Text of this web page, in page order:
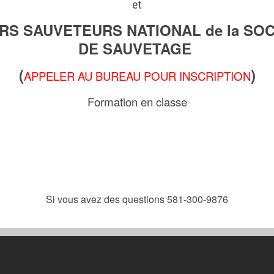
et
SAUVETEURS NATIONAL de la
DE SAUVETAGE
(APPELER AU BUREAU POUR INSCRIPTION)
Formation en classe
Si vous avez des questions 581-300-9876